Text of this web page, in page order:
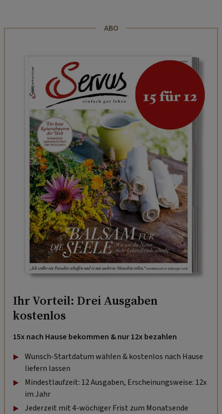
ABO
Ihr Vorteil: Drei Ausgaben
kostenlos
15x nach Hause bekommen & nur 12x bezahlen
Wunsch-Startdatum wählen & kostenlos nach Hause
liefern lassen
Mindestlaufzeit: 12 Ausgaben, Erscheinungsweise: 12x
im Jahr
Jederzeit mit 4-wöchiger Frist zum Monatsende